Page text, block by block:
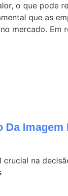
o que pode
que as
mercado. Em
Imagem
crucial na